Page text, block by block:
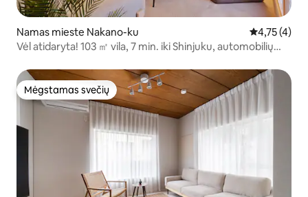
Namas mieste Nakano-ku Vidutinis
4,75 (4)
Vėl atidaryta! 103 ㎡ vila, 7 min. iki Shinjuku, automobilių
Mėgstamas svečių
Mėgstamas svečių